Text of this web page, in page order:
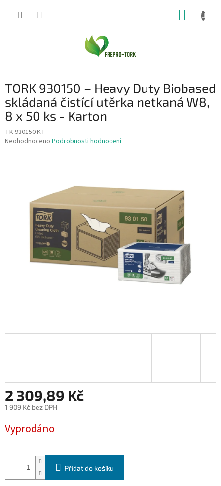
TORK 930150 – Heavy Duty Biobased
skládaná čistící utěrka netkaná W8,
8 x 50 ks - Karton
TK 930150 KT
Průměrné
hvězdiček.
Neohodnoceno Podrobnosti hodnocení
2 309,89 Kč
1 909 Kč bez DPH
cena:
Vyprodáno
Přidat do košíku